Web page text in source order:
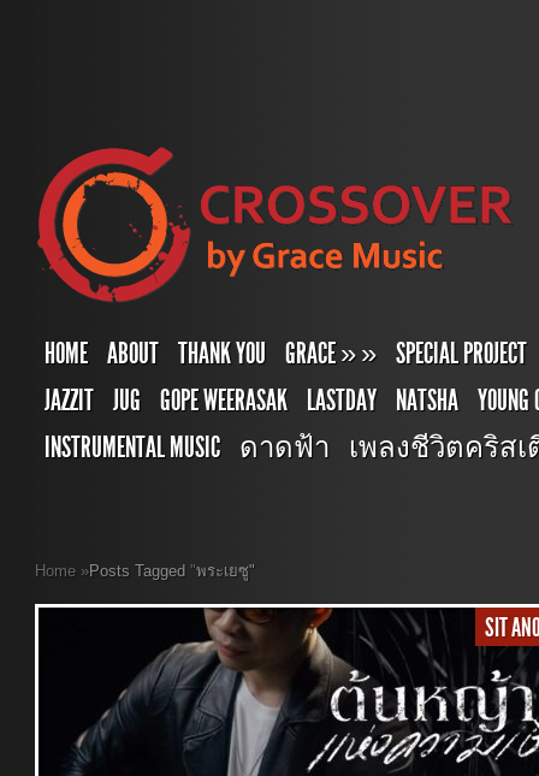
HOME ABOUT THANK YOU GRACE»» SPECIAL PROJECT
JAZZIT JUG GOPE WEERASAK LASTDAY NATSHA YOUNG
INSTRUMENTAL MUSIC ดาดฟ้า เพลงชีวิตคริสเตียน
Home »Posts Tagged"พระเยซู"
SIT